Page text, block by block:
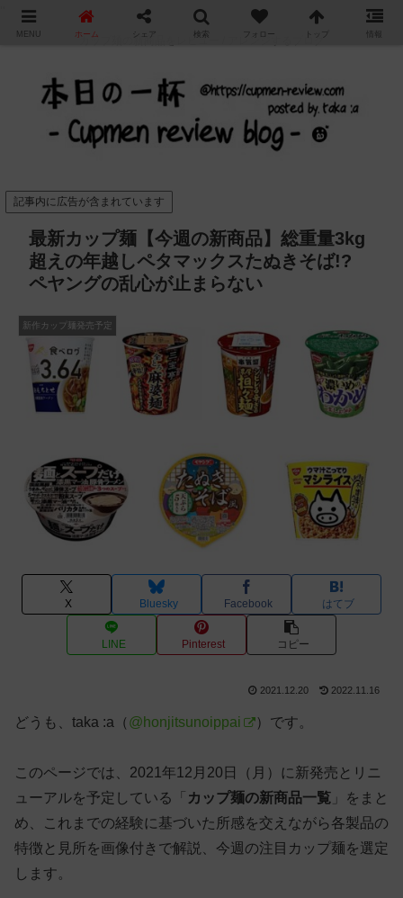
カップ麺の新商品をレビュー / アレンジするブログ
記事内に広告が含まれています
最新カップ麺【今週の新商品】総重量3kg
超えの年越しペタマックスたぬきそば!?
ペヤングの乱心が止まらない
新作カップ麺発売予定
X Bluesky Facebook はてブ
LINE Pinterest コピー
2021.12.20 2022.11.16
どうも、taka :a（ @honjitsunoippai ）です。
このページでは、2021年12月20日（月）に新発売とリニ
ューアルを予定している「 カップ麺の新商品一覧 」をまと
め、これまでの経験に基づいた所感を交えながら各製品の
特徴と見所を画像付きで解説、今週の注目カップ麺を選定
します。
MENU ホーム シェア 検索 フォロー トップ 情報